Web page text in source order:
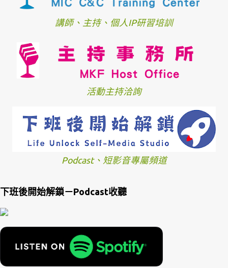
講師、主持、個人IP研習培訓
活動主持洽詢
Podcast、短影音專屬頻道
下班後開始解鎖－Podcast收聽